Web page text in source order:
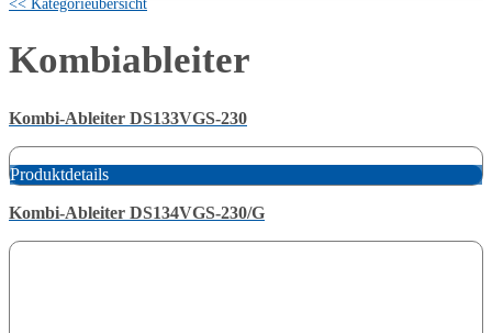
<< Kategorieübersicht
Kombiableiter
Kombi-Ableiter DS133VGS-230
Produktdetails
Kombi-Ableiter DS134VGS-230/G